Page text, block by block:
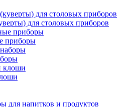
для столовых приборов
приборы